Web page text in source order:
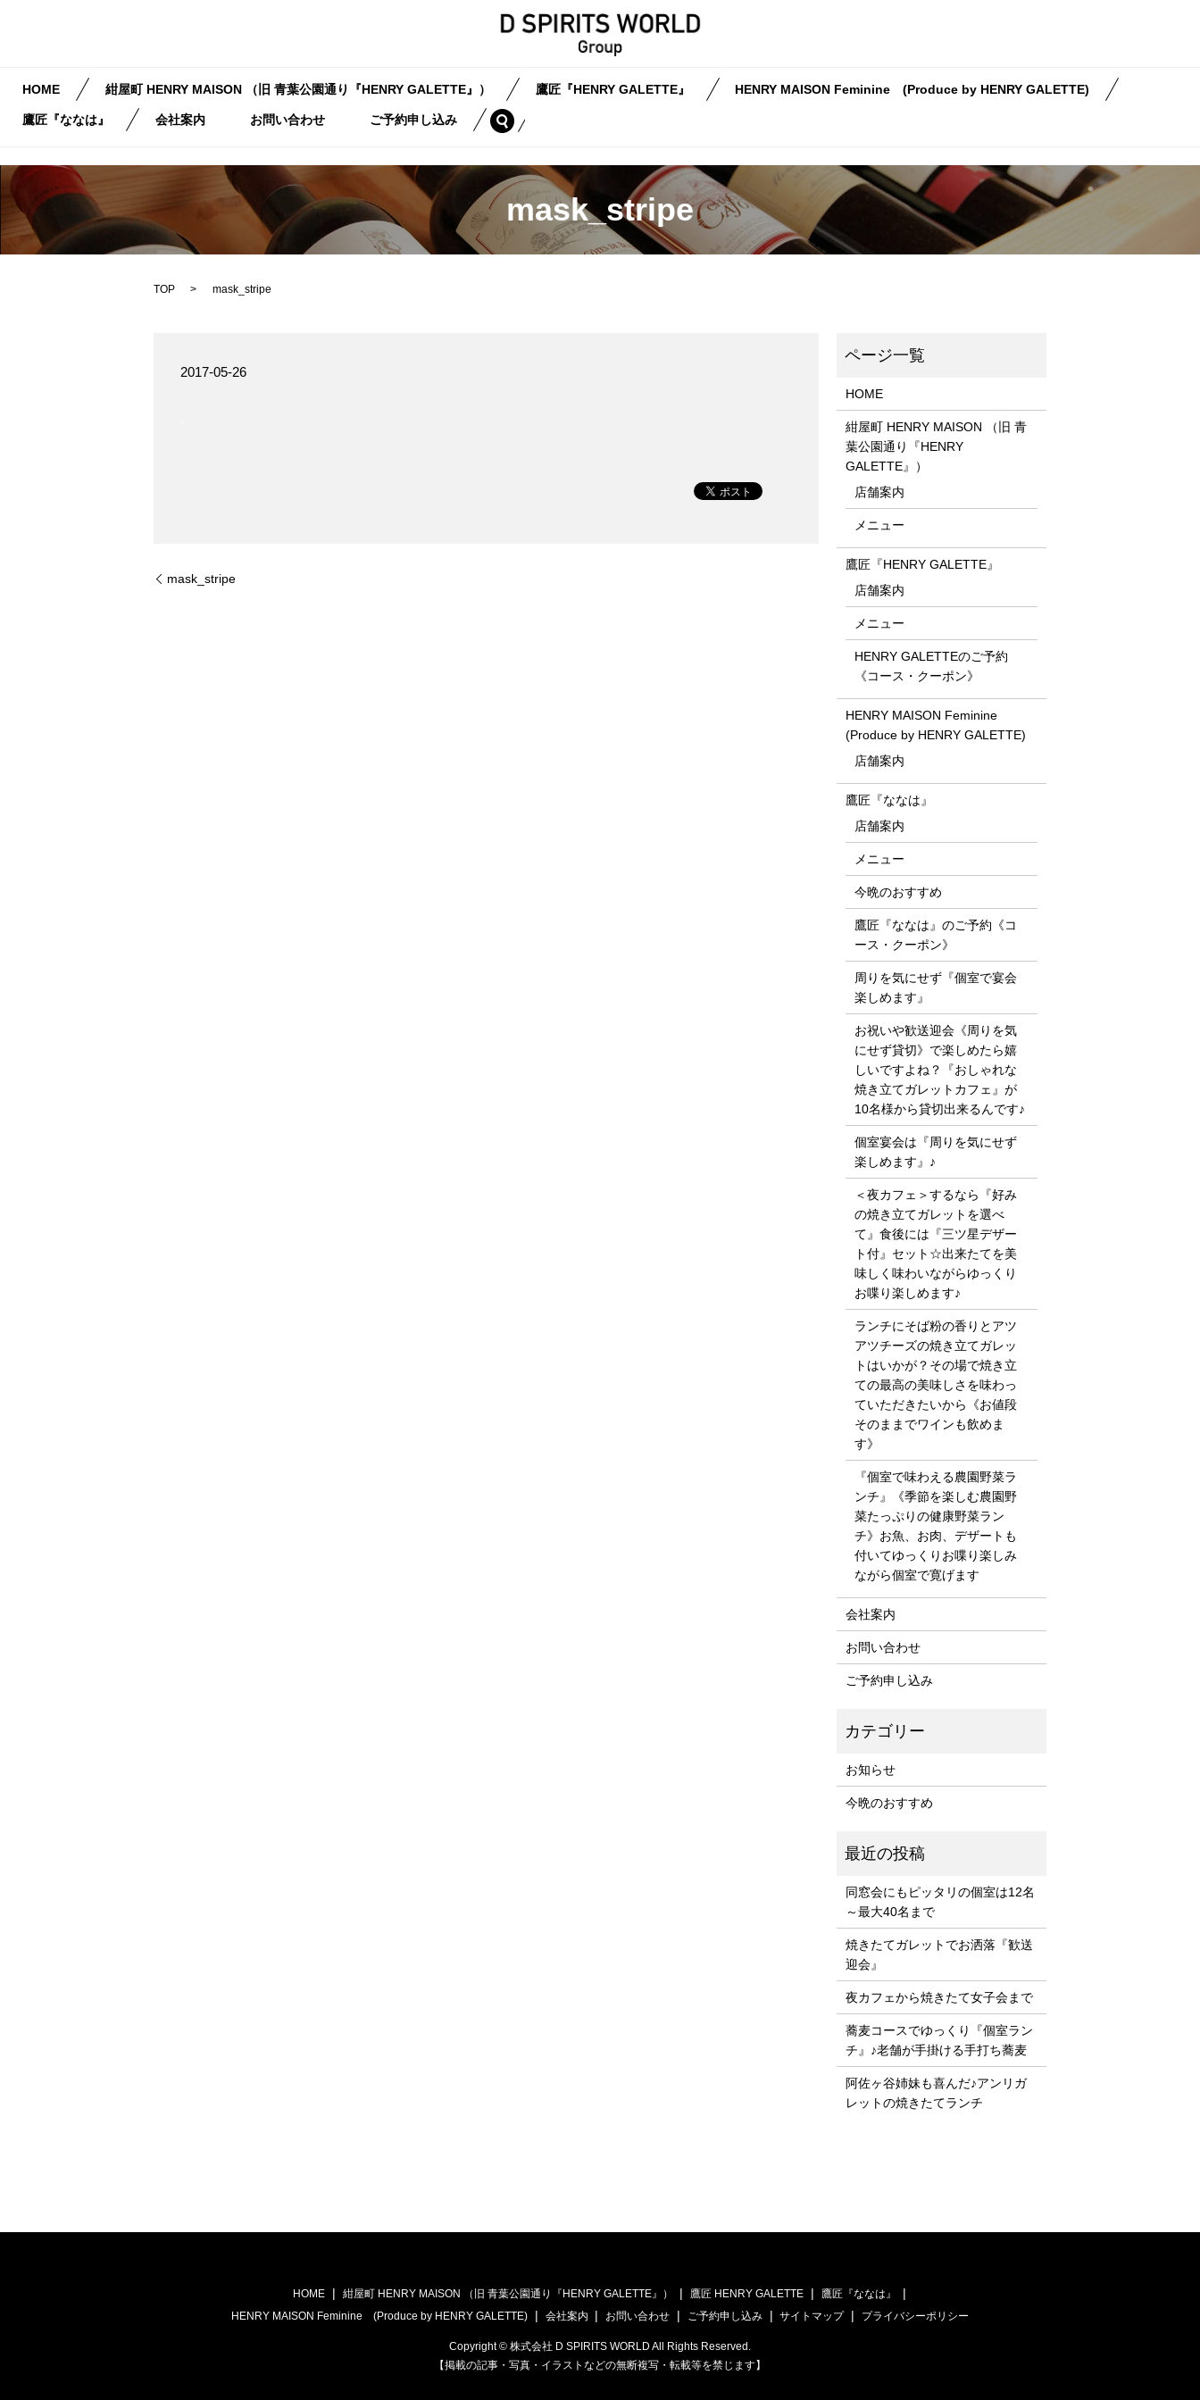
HOME 紺屋町 HENRY MAISON （旧 青葉公園通り『HENRY GALETTE』） 鷹匠『HENRY GALETTE』 HENRY MAISON Feminine (Produce by HENRY GALETTE)
鷹匠『ななは』 会社案内 お問い合わせ ご予約申し込み search
mask_stripe
TOP mask_stripe
2017-05-26
mask_stripe
HOME
紺屋町 HENRY MAISON （旧 青
葉公園通り『HENRY
GALETTE』）
店舗案内
メニュー
鷹匠『HENRY GALETTE』
店舗案内
メニュー
HENRY GALETTEのご予約
《コース・クーポン》
HENRY MAISON Feminine
(Produce by HENRY GALETTE)
店舗案内
鷹匠『ななは』
店舗案内
メニュー
今晩のおすすめ
鷹匠『ななは』のご予約《コ
ース・クーポン》
周りを気にせず『個室で宴会
楽しめます』
お祝いや歓送迎会《周りを気
にせず貸切》で楽しめたら嬉
しいですよね？『おしゃれな
焼き立てガレットカフェ』が
10名様から貸切出来るんです♪
個室宴会は『周りを気にせず
楽しめます』♪
＜夜カフェ＞するなら『好み
の焼き立てガレットを選べ
て』食後には『三ツ星デザー
ト付』セット☆出来たてを美
味しく味わいながらゆっくり
お喋り楽しめます♪
ランチにそば粉の香りとアツ
アツチーズの焼き立てガレッ
トはいかが？その場で焼き立
ての最高の美味しさを味わっ
ていただきたいから《お値段
そのままでワインも飲めま
す》
『個室で味わえる農園野菜ラ
ンチ』《季節を楽しむ農園野
菜たっぷりの健康野菜ラン
チ》お魚、お肉、デザートも
付いてゆっくりお喋り楽しみ
ながら個室で寛げます
会社案内
お問い合わせ
ご予約申し込み
お知らせ
今晩のおすすめ
同窓会にもピッタリの個室は12名
～最大40名まで
焼きたてガレットでお洒落『歓送
迎会』
夜カフェから焼きたて女子会まで
蕎麦コースでゆっくり『個室ラン
チ』♪老舗が手掛ける手打ち蕎麦
阿佐ヶ谷姉妹も喜んだ♪アンリガ
レットの焼きたてランチ
HOME 紺屋町 HENRY MAISON （旧 青葉公園通り『HENRY GALETTE』） 鷹匠 HENRY GALETTE
鷹匠『ななは』
HENRY MAISON Feminine (Produce by HENRY GALETTE)
会社案内 お問い合わせ ご予約申し込み サイトマップ プライバシーポリシー
Copyright © 株式会社 D SPIRITS WORLD All Rights Reserved.
【掲載の記事・写真・イラストなどの無断複写・転載等を禁じます】